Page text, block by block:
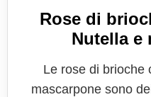
Rose di
Nutella e
Le rose di brioche
mascarpone sono